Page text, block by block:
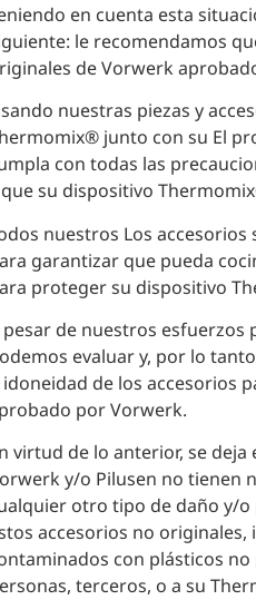
en cuenta esta
le recomendamos
de Vorwerk
nuestras piezas y
junto con su El
con todas las
su dispositivo
nuestros Los
garantizar que pueda
proteger su dispositivo
pesar de nuestros
evaluar y, por lo
idoneidad de los accesorios
por Vorwerk.
virtud de lo anterior, se
y/o Pilusen no tienen
otro tipo de daño y/
accesorios no
con plásticos
terceros, o a su